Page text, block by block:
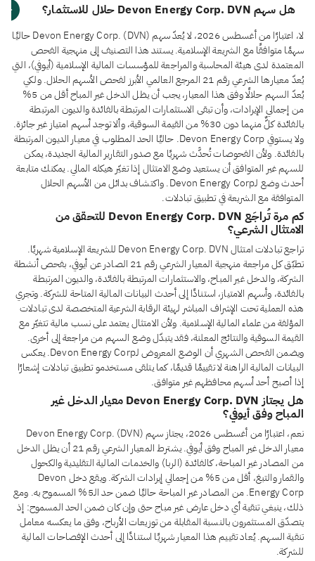
هل سهم Devon Energy Corp. DVN حلال للاستثمار؟
لا، اعتبارًا من أغسطس 2026، لا يُعدّ سهم Devon Energy Corp. (DVN) حاليًا
سهمًا متوافقًا مع الشريعة الإسلامية. يستند هذا التصنيف إلى منهجية الفحص
المعتمدة لدى هيئة المحاسبة والمراجعة للمؤسسات المالية الإسلامية (أيوفي)، التي
يُعدّ معيارها الشرعي رقم 21 المرجع العالمي الأبرز لفحص الأسهم الحلال. ولكي
يُعدّ السهم حلالًا وفق هذا المعيار، يجب أن يظل الدخل غير المباح أقل من 5%
من إجمالي الإيرادات، وأن تبقى الاستثمارات المرتبطة بالفائدة والديون المرتبطة
بالفائدة كلٌّ منهما دون 30% من القيمة السوقية، وألا توجد أسهم امتياز غير جائزة.
ولا يستوفي Devon Energy Corp. حاليًا الحد المطلوب في معيار الديون المرتبطة
بالفائدة. ولأن الفحوصات تُحدَّث شهريًا مع صدور التقارير المالية الجديدة، يمكن
للسهم غير المتوافق أن يستعيد وضع الامتثال إذا تغيّر هيكله المالي. يمكنك متابعة
أحدث وضع لـDevon Energy Corp. واكتشاف بدائل من الأسهم الحلال
المتوافقة مع الشريعة في تطبيق تبادلات.
كم مرة تُراجَع Devon Energy Corp. DVN للتحقق من
الامتثال الشرعي؟
تراجع تبادلات امتثال Devon Energy Corp. DVN للشريعة الإسلامية شهريًا.
تطبّق كل مراجعة منهجية المعيار الشرعي رقم 21 الصادر عن أيوفي، بفحص أنشطة
الشركة، والدخل غير المباح، والاستثمارات المرتبطة بالفائدة، والديون المرتبطة
بالفائدة، وأسهم الامتياز، استنادًا إلى أحدث البيانات المالية المتاحة للشركة. وتجري
هذه العملية تحت الإشراف المباشر لهيئة الرقابة الشرعية المتخصصة لدى تبادلات
المؤلفة من علماء المالية الإسلامية. ولأن الامتثال يعتمد على نسب مالية تتغيّر مع
القيمة السوقية والنتائج المعلنة، فقد يتبدّل وضع السهم من مراجعة إلى أخرى.
ويضمن الفحص الشهري أن الوضع المعروض لـDevon Energy Corp. يعكس
البيانات المالية الراهنة لا تقييمًا قديمًا، كما يتلقى مستخدمو تطبيق تبادلات إشعارًا
إذا أصبح أحد أسهم محافظهم غير متوافق.
هل يجتاز Devon Energy Corp. DVN معيار الدخل غير
المباح وفق أيوفي؟
نعم، اعتبارًا من أغسطس 2026، يجتاز سهم Devon Energy Corp. (DVN)
معيار الدخل غير المباح وفق أيوفي. يشترط المعيار الشرعي رقم 21 أن يظل الدخل
من المصادر غير المباحة، كالفائدة (الربا) والخدمات المالية التقليدية والكحول
والقمار والتبغ، أقل من 5% من إجمالي إيرادات الشركة. ويقع دخل Devon
Energy Corp. من المصادر غير المباحة حاليًا ضمن حد الـ5% المسموح به. ومع
ذلك، ينبغي تنقية أي دخل عارض غير مباح حتى وإن كان ضمن الحد المسموح: إذ
يتصدّق المستثمرون بالنسبة المقابلة من توزيعات الأرباح، وفق ما يعكسه معامل
تنقية السهم. يُعاد تقييم هذا المعيار شهريًا استنادًا إلى أحدث الإفصاحات المالية
للشركة.